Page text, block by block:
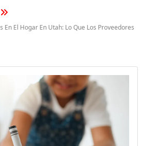
El Hogar En Utah: Lo Que Los Proveedores